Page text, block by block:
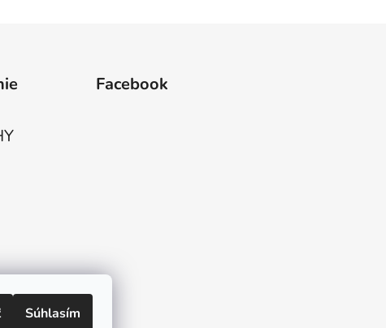
Súhlasím
5 hviezdičiek.
Facebook